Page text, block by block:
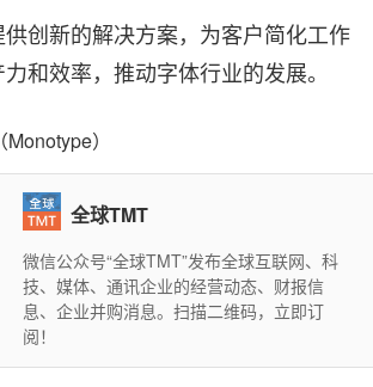
创新的解决方案，为客户简化工作
和效率，推动字体行业的发展。
）
全球TMT
微信公众号“全球TMT”发布全球互联网、科
技、媒体、通讯企业的经营动态、财报信
息、企业并购消息。扫描二维码，立即订
阅！